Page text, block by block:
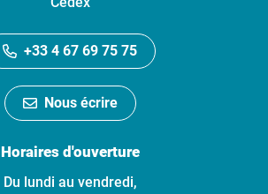
+33 4 67 69 75 75
Nous écrire
Horaires d'ouverture
Du lundi au vendredi,